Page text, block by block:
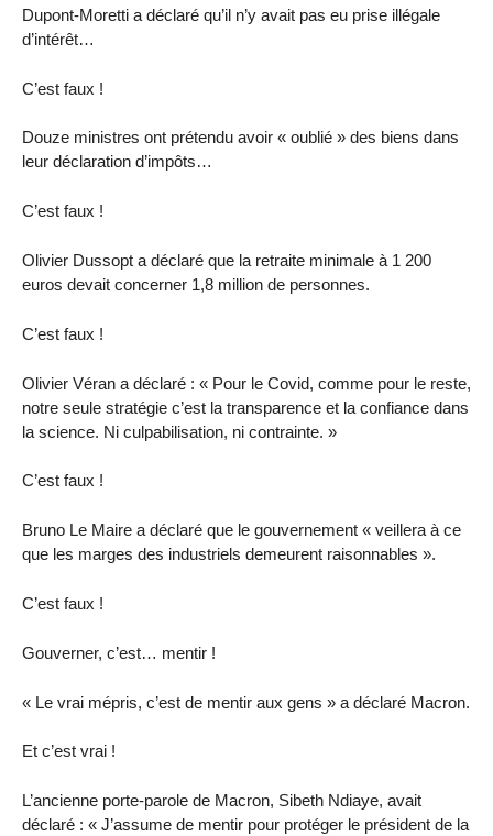
Dupont-Moretti a déclaré qu’il n’y avait pas eu prise illégale
d’intérêt…
C’est faux !
Douze ministres ont prétendu avoir « oublié » des biens dans
leur déclaration d’impôts…
C’est faux !
Olivier Dussopt a déclaré que la retraite minimale à 1 200
euros devait concerner 1,8 million de personnes.
C’est faux !
Olivier Véran a déclaré : « Pour le Covid, comme pour le reste,
notre seule stratégie c’est la transparence et la confiance dans
la science. Ni culpabilisation, ni contrainte. »
C’est faux !
Bruno Le Maire a déclaré que le gouvernement « veillera à ce
que les marges des industriels demeurent raisonnables ».
C’est faux !
Gouverner, c’est… mentir !
« Le vrai mépris, c’est de mentir aux gens » a déclaré Macron.
Et c’est vrai !
L’ancienne porte-parole de Macron, Sibeth Ndiaye, avait
déclaré : « J’assume de mentir pour protéger le président de la